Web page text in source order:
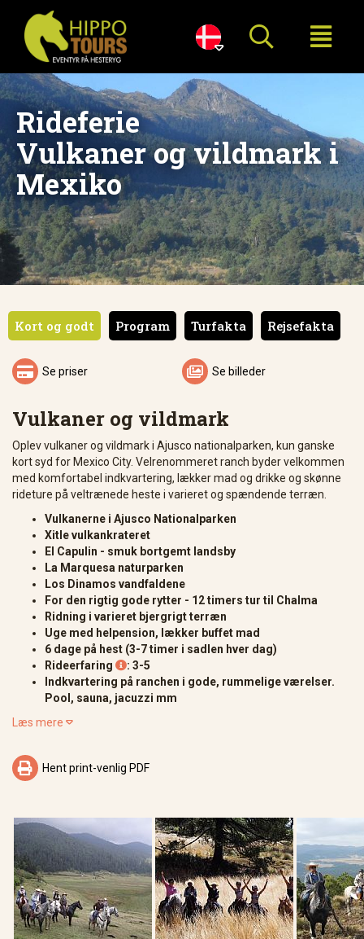

Rideferie
Vulkaner og vildmark i
Mexiko
Kort og godt Program Turfakta Rejsefakta
 Se priser  Se billeder
Vulkaner og vildmark
Oplev vulkaner og vildmark i Ajusco nationalparken, kun ganske
kort syd for Mexico City. Velrenommeret ranch byder velkommen
med komfortabel indkvartering, lækker mad og drikke og skønne
rideture på veltrænede heste i varieret og spændende terræn.
Vulkanerne i Ajusco Nationalparken
Xitle vulkankrateret
El Capulin - smuk bortgemt landsby
La Marquesa naturparken
Los Dinamos vandfaldene
For den rigtig gode rytter - 12 timers tur til Chalma
Ridning i varieret bjergrigt terræn
Uge med helpension, lækker buffet mad
6 dage på hest (3-7 timer i sadlen hver dag)
Rideerfaring : 3-5
Indkvartering på ranchen i gode, rummelige værelser.
Pool, sauna, jacuzzi mm
Læs mere 
 Hent print-venlig PDF